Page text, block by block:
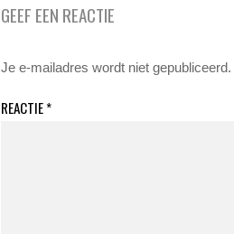
GEEF EEN REACTIE
Je e-mailadres wordt niet gepubliceerd.
REACTIE*